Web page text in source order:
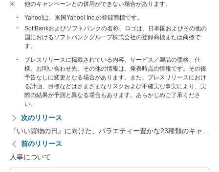
※
他のキャンペーンとの併用ができない場合があります。
Yahoo!は、米国Yahoo! Inc.の登録商標です。
SoftBankおよびソフトバンクの名称、ロゴは、日本国およびその他の
国におけるソフトバンクグループ株式会社の登録商標または商標で
す。
プレスリリースに掲載されている内容、サービス／製品の価格、仕
様、お問い合わせ先、その他の情報は、発表時点の情報です。その後
予告なしに変更となる場合があります。また、プレスリリースにおけ
る計画、目標などはさまざまなリスクおよび不確実な事実により、実
際の結果が予測と異なる場合もあります。あらかじめご了承くださ
い。
次のリリース
『いい買物の日』に向けた、バラエティー豊かな23種類のキャ…
前のリリース
人事について